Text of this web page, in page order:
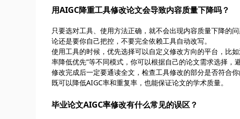
用AIGC降重工具修改论文会导致内容质量下降吗？
只要选对工具、使用方法正确，就不会出现内容质量下降的
论还是要你自己把控，不要完全依赖工具自动改写。
使用工具的时候，优先选择可以自定义修改方向的平台，比
率降低优先”等不同模式，你可以根据自己的论文需求选择，
修改完成后一定要通读全文，检查工具修改的部分是否符合
既可以降低AIGC率和重复率，也能保证论文的学术质量。
毕业论文AIGC率修改有什么常见的误区？